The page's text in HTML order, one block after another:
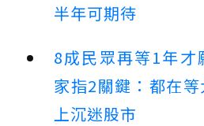
半年可期待
8成民眾再等1年才
家指2關鍵：都在
上沉迷股市